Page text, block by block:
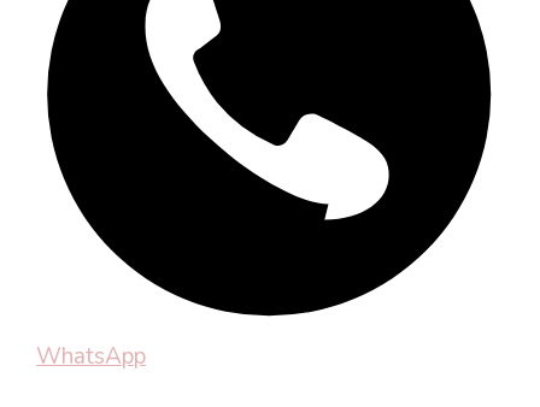
WhatsApp